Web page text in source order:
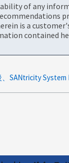
of any
is a
contained